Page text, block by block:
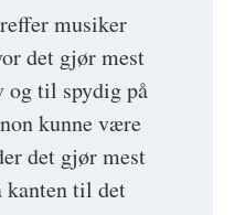
musiker
det gjør mest
og til spydig på
kunne være
det gjør mest
kanten til det